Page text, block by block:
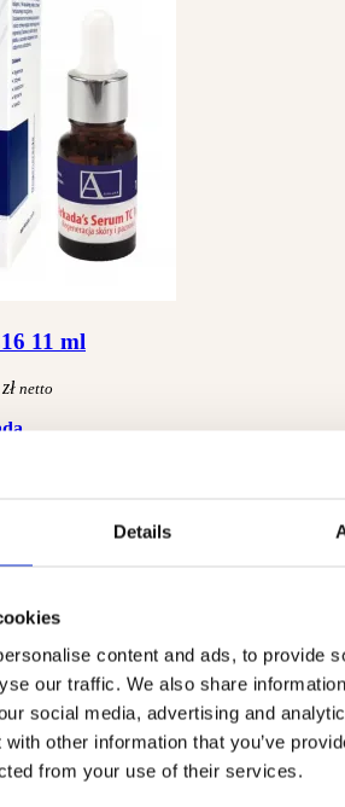
Details
content and ads, to provide
our traffic. We also share
social media, advertising and
other information that you’ve
from your use of their services.
11 ml
netto
Do koszyka